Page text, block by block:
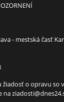
- mestská časť
žiadosť o opravu so
na